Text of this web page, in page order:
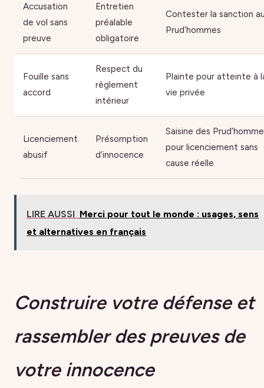
Accusation
de vol sans
preuve
Entretien
préalable
obligatoire
Contester la sanction
Prud’hommes
Fouille sans
accord
Respect du
règlement
intérieur
Plainte pour atteinte à
vie privée
Licenciement
abusif
Présomption
d’innocence
Saisine des
pour licenciement sans
cause réelle
LIRE AUSSI Merci pour tout le monde : usages, sens
et alternatives en français
Construire votre défense et
rassembler des preuves de
votre innocence